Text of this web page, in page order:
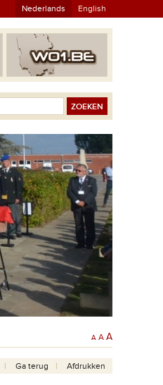
Nederlands English
A A A
Ga terug Afdrukken